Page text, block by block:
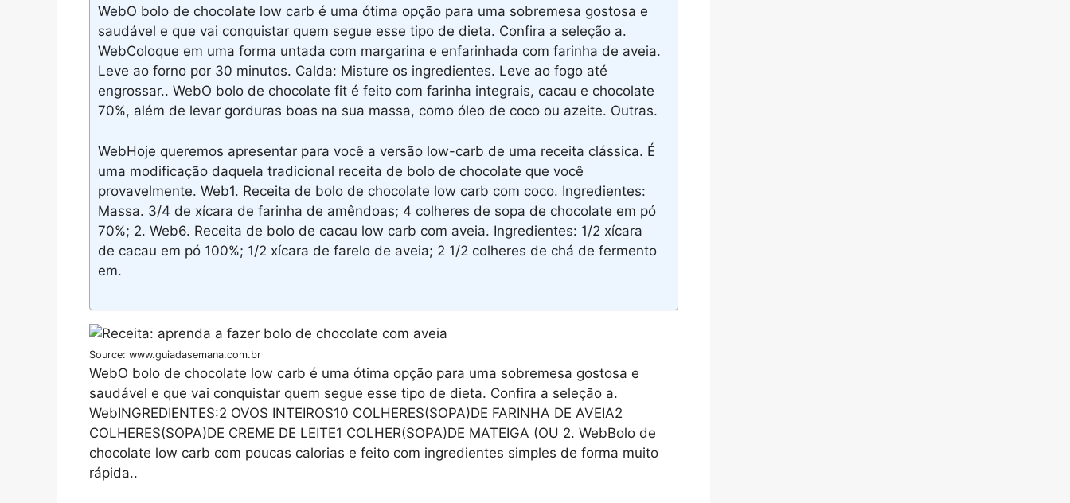
WebO bolo de chocolate low carb é uma ótima opção para uma sobremesa gostosa e
saudável e que vai conquistar quem segue esse tipo de dieta. Confira a seleção a.
WebColoque em uma forma untada com margarina e enfarinhada com farinha de aveia.
Leve ao forno por 30 minutos. Calda: Misture os ingredientes. Leve ao fogo até
engrossar.. WebO bolo de chocolate fit é feito com farinha integrais, cacau e chocolate
70%, além de levar gorduras boas na sua massa, como óleo de coco ou azeite. Outras.
WebHoje queremos apresentar para você a versão low-carb de uma receita clássica. É
uma modificação daquela tradicional receita de bolo de chocolate que você
provavelmente. Web1. Receita de bolo de chocolate low carb com coco. Ingredientes:
Massa. 3/4 de xícara de farinha de amêndoas; 4 colheres de sopa de chocolate em pó
70%; 2. Web6. Receita de bolo de cacau low carb com aveia. Ingredientes: 1/2 xícara
de cacau em pó 100%; 1/2 xícara de farelo de aveia; 2 1/2 colheres de chá de fermento
em.
Source: www.guiadasemana.com.br
WebO bolo de chocolate low carb é uma ótima opção para uma sobremesa gostosa e
saudável e que vai conquistar quem segue esse tipo de dieta. Confira a seleção a.
WebINGREDIENTES:2 OVOS INTEIROS10 COLHERES(SOPA)DE FARINHA DE AVEIA2
COLHERES(SOPA)DE CREME DE LEITE1 COLHER(SOPA)DE MATEIGA (OU 2. WebBolo de
chocolate low carb com poucas calorias e feito com ingredientes simples de forma muito
rápida..